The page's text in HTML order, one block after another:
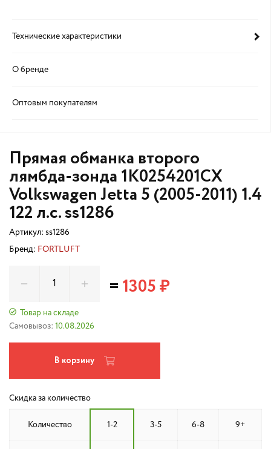
Технические характеристики
О бренде
Оптовым покупателям
Прямая обманка второго
лямбда-зонда 1K0254201CX
Volkswagen Jetta 5 (2005-2011) 1.4
122 л.с. ss1286
Артикул: ss1286
Бренд: FORTLUFT
Товар на складе
Самовывоз: 10.08.2026
=1305 ₽
В корзину
Скидка за количество
Количество 1-2 3-5 6-8 9+